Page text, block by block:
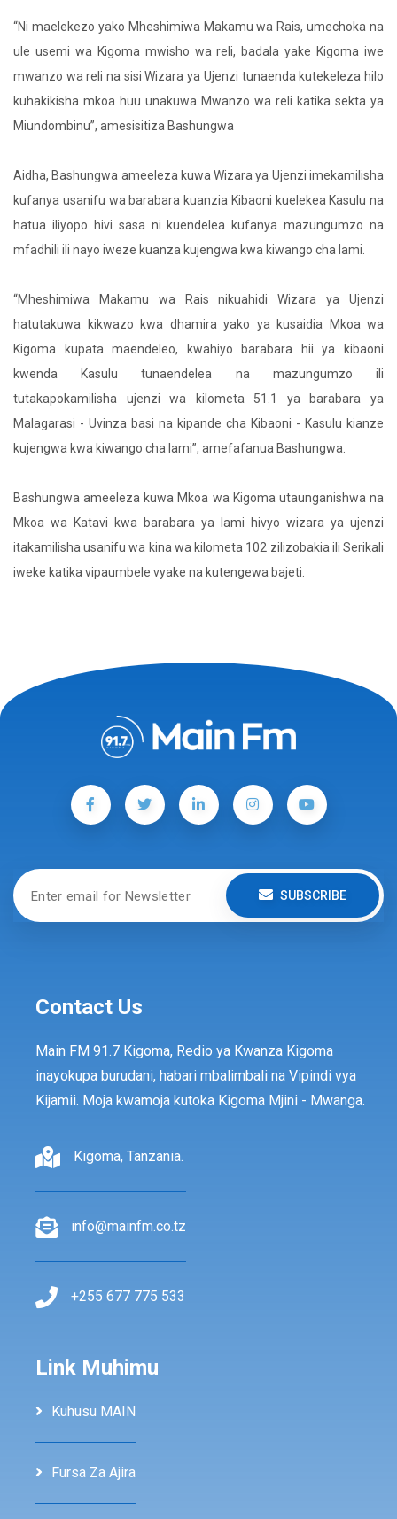
“Ni maelekezo yako Mheshimiwa Makamu wa Rais, umechoka na
ule usemi wa Kigoma mwisho wa reli, badala yake Kigoma iwe
mwanzo wa reli na sisi Wizara ya Ujenzi tunaenda kutekeleza hilo
kuhakikisha mkoa huu unakuwa Mwanzo wa reli katika sekta ya
Miundombinu”, amesisitiza Bashungwa
Aidha, Bashungwa ameeleza kuwa Wizara ya Ujenzi imekamilisha
kufanya usanifu wa barabara kuanzia Kibaoni kuelekea Kasulu na
hatua iliyopo hivi sasa ni kuendelea kufanya mazungumzo na
mfadhili ili nayo iweze kuanza kujengwa kwa kiwango cha lami.
“Mheshimiwa Makamu wa Rais nikuahidi Wizara ya Ujenzi
hatutakuwa kikwazo kwa dhamira yako ya kusaidia Mkoa wa
Kigoma kupata maendeleo, kwahiyo barabara hii ya kibaoni
kwenda Kasulu tunaendelea na mazungumzo ili
tutakapokamilisha ujenzi wa kilometa 51.1 ya barabara ya
Malagarasi - Uvinza basi na kipande cha Kibaoni - Kasulu kianze
kujengwa kwa kiwango cha lami”, amefafanua Bashungwa.
Bashungwa ameeleza kuwa Mkoa wa Kigoma utaunganishwa na
Mkoa wa Katavi kwa barabara ya lami hivyo wizara ya ujenzi
itakamilisha usanifu wa kina wa kilometa 102 zilizobakia ili Serikali
iweke katika vipaumbele vyake na kutengewa bajeti.
SUBSCRIBE
Contact Us
Main FM 91.7 Kigoma, Redio ya Kwanza Kigoma
inayokupa burudani, habari mbalimbali na Vipindi vya
Kijamii. Moja kwamoja kutoka Kigoma Mjini - Mwanga.
Kigoma, Tanzania.
info@mainfm.co.tz
+255 677 775 533
Link Muhimu
Kuhusu MAIN
Fursa Za Ajira